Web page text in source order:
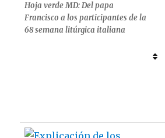
Hoja verde MD: Del papa
Francisco a los participantes de la
68 semana litúrgica italiana